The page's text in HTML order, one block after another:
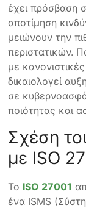
έχει πρόσβαση
αποτίμηση
μειώνουν την
περιστατικών.
με
δικαιολογεί
σε
ποιότητας και
Σχέση
με ISO
Το ISO 27001
ένα ISMS